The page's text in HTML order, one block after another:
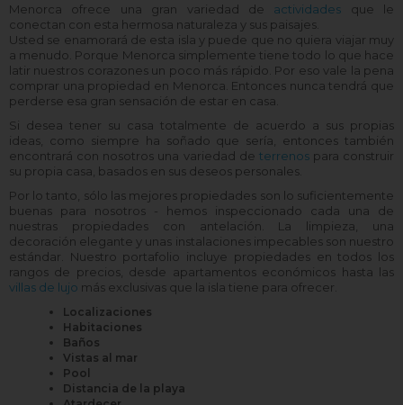
Menorca ofrece una gran variedad de actividades que le
conectan con esta hermosa naturaleza y sus paisajes.
Usted se enamorará de esta isla y puede que no quiera viajar muy
a menudo. Porque Menorca simplemente tiene todo lo que hace
latir nuestros corazones un poco más rápido. Por eso vale la pena
comprar una propiedad en Menorca. Entonces nunca tendrá que
perderse esa gran sensación de estar en casa.
Si desea tener su casa totalmente de acuerdo a sus propias
ideas, como siempre ha soñado que sería, entonces también
encontrará con nosotros una variedad de terrenospara construir
su propia casa, basados en sus deseos personales.
Por lo tanto, sólo las mejores propiedades son lo suficientemente
buenas para nosotros - hemos inspeccionado cada una de
nuestras propiedades con antelación. La limpieza, una
decoración elegante y unas instalaciones impecables son nuestro
estándar. Nuestro portafolio incluye propiedades en todos los
rangos de precios, desde apartamentos económicos hasta las
villas de lujo más exclusivas que la isla tiene para ofrecer.
Localizaciones
Habitaciones
Baños
Vistas al mar
Pool
Distancia de la playa